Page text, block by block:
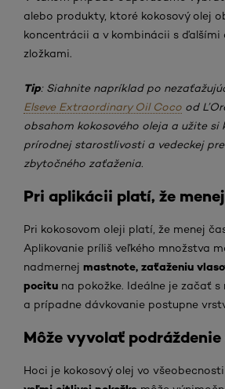
alebo produkty, ktoré kokosový olej
koncentrácii a v kombinácii s ďalšími
zložkami.
Tip:Siahnite napríklad po
Elseve Extraordinary OilCoco od
obsahom kokosového oleja a užite si
prírodnej starostlivosti a vedeckej
zbytočného zaťaženia.
Pri aplikácii platí, že
Pri kokosovom oleji platí, že menej
Aplikovanie príliš veľkého množstva
nadmernej mastnote, zaťaženiu
pocitu na pokožke. Ideálne je začať
a prípadne dávkovanie postupne
Môže vyvolať podráždenie
Hoci je kokosový olej vo